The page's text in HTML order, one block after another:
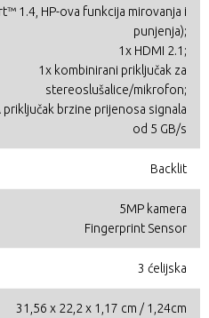
1.4, HP-ova funkcija mirovanja i
punjenja);
1x HDMI 2.1;
1x kombinirani priključak za
stereoslušalice/mikrofon;
priključak brzine prijenosa signala
od 5 GB/s
Backlit
5MP kamera
Fingerprint Sensor
3 ćelijska
31,56 x 22,2 x 1,17 cm / 1,24cm